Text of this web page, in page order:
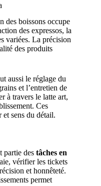
des boissons occupe
des expressos, la
variées. La précision
des produits
aussi le réglage du
et l’entretien de
à travers le latte art,
Ces
et sens du détail.
partie des tâches en
vérifier les tickets
et honnêteté.
permet